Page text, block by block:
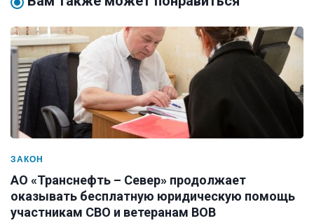
ЗАКОН
АО «Транснефть – Север» продолжает
оказывать бесплатную юридическую помощь
участникам СВО и ветеранам ВОВ